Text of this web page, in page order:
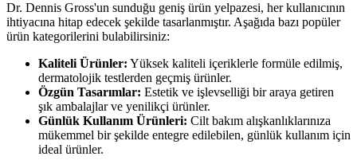
Dr. Dennis Gross'un sunduğu geniş ürün yelpazesi, her kullanıcının
ihtiyacına hitap edecek şekilde tasarlanmıştır. Aşağıda bazı popüler
ürün kategorilerini bulabilirsiniz:
Kaliteli Ürünler: Yüksek kaliteli içeriklerle formüle edilmiş,
dermatolojik testlerden geçmiş ürünler.
Özgün Tasarımlar: Estetik ve işlevselliği bir araya getiren
şık ambalajlar ve yenilikçi ürünler.
Günlük Kullanım Ürünleri: Cilt bakım alışkanlıklarınıza
mükemmel bir şekilde entegre edilebilen, günlük kullanım için
ideal ürünler.